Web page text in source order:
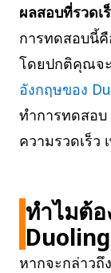
ผลสอบที่รวดเ
การทดสอบนี้คื
โดยปกติคุณจ
อังกฤษของ
ทำการทดสอบ
ความรวดเร็ว
ทำไมต้
หากจะกล่าวถึง